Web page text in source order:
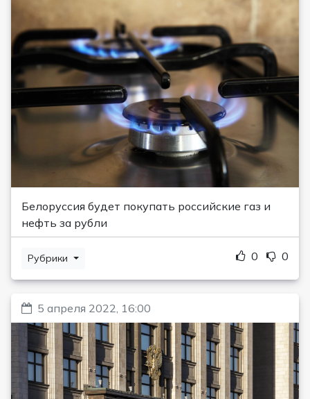
Белоруссия будет покупать российские газ и
нефть за рубли
Рубрики 0 0
5 апреля 2022, 16:00